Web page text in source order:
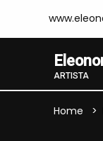
ARTISTA
Home